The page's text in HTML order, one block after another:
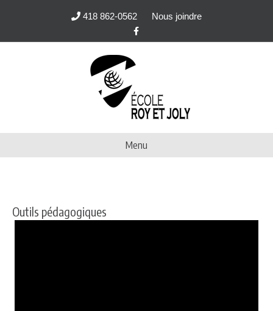
418 862-0562
Nous joindre
Facebook
Menu
Outils pédagogiques